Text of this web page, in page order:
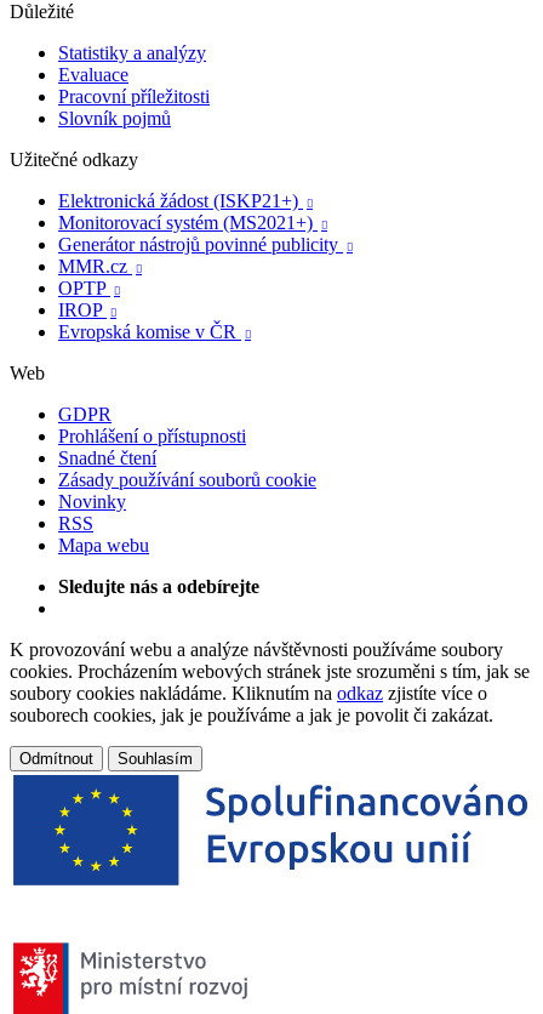
Důležité
Statistiky a analýzy
Evaluace
Pracovní příležitosti
Slovník pojmů
Užitečné odkazy
Elektronická žádost (ISKP21+)

Monitorovací systém (MS2021+) 
Generátor nástrojů povinné publicity 
MMR.cz 
OPTP 
IROP 
Evropská komise v ČR 
Web
GDPR
Prohlášení o přístupnosti
Snadné čtení
Zásady používání souborů cookie
Novinky
RSS
Mapa webu
Sledujte nás a odebírejte
K provozování webu a analýze návštěvnosti používáme soubory
cookies. Procházením webových stránek jste srozuměni s tím, jak se
soubory cookies nakládáme. Kliknutím na odkaz zjistíte více o
souborech cookies, jak je používáme a jak je povolit či zakázat.
Odmítnout Souhlasím